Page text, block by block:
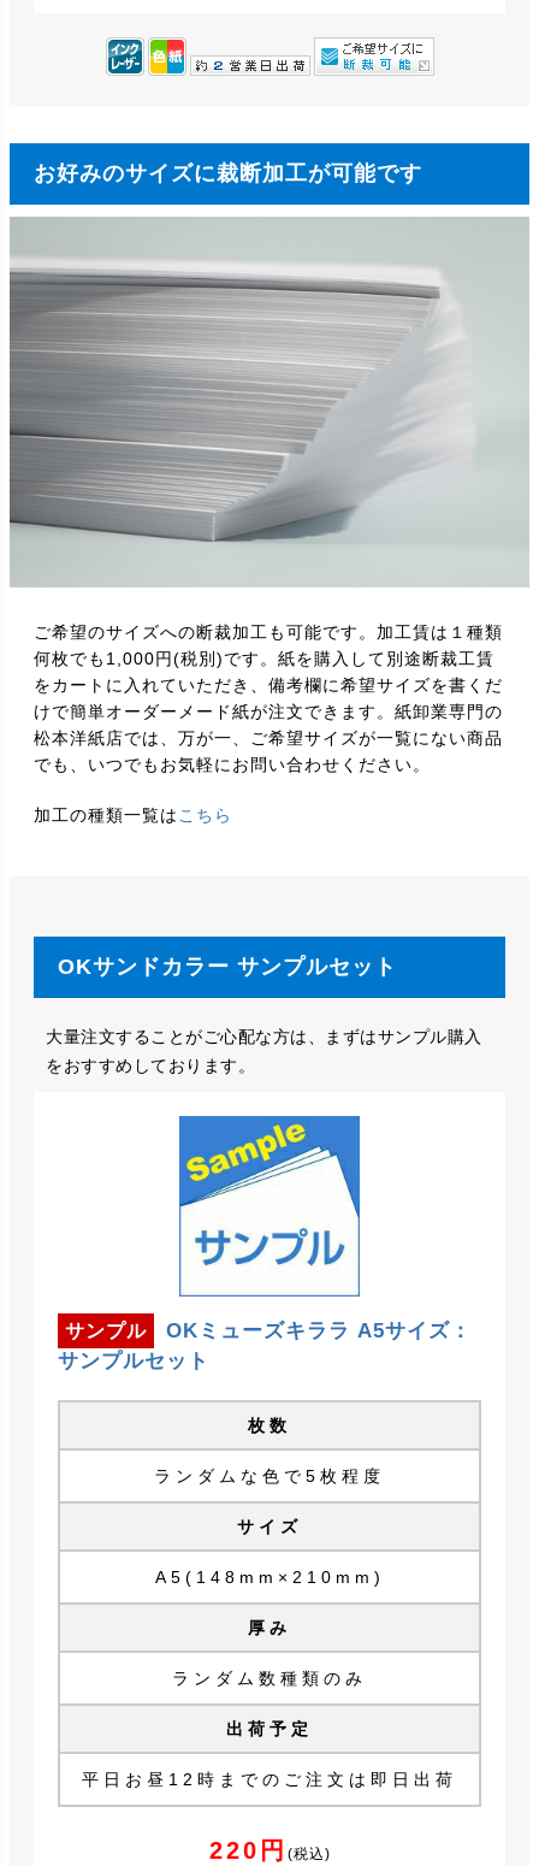
お好みのサイズに裁断加工が可能です
ご希望のサイズへの断裁加工も可能です。加工賃は１種類
何枚でも1,000円(税別)です。紙を購入して別途断裁工賃
をカートに入れていただき、備考欄に希望サイズを書くだ
けで簡単オーダーメード紙が注文できます。紙卸業専門の
松本洋紙店では、万が一、ご希望サイズが一覧にない商品
でも、いつでもお気軽にお問い合わせください。
加工の種類一覧は こちら
OKサンドカラー サンプルセット
大量注文することがご心配な方は、まずはサンプル購入
をおすすめしております。
サンプル
OKミューズキララ A5サイズ：
サンプルセット
枚数
ランダムな色で5枚程度
サイズ
A5(148mm×210mm)
厚み
ランダム数種類のみ
出荷予定
平日お昼12時までのご注文は即日出荷
220円 (税込)